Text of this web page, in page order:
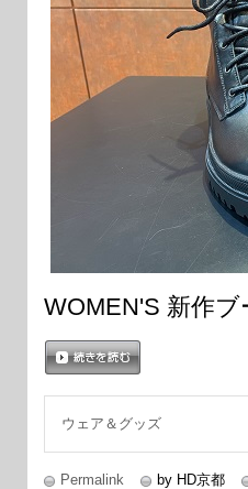
WOMEN'S 新作
ウェア＆グッズ
Permalink by HD京都